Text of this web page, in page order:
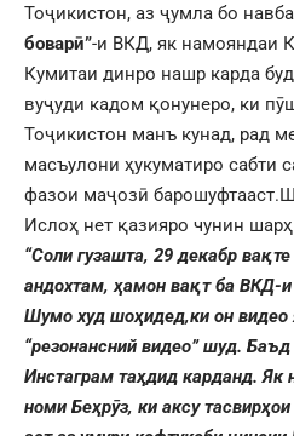
Тоҷикистон, аз ҷумла бо
боварӣ”-и ВКД, як намояндаи
Кумитаи динро нашр карда
вуҷуди кадом қонунеро, ки
Тоҷикистон манъ кунад, рад
масъулони ҳукуматиро сабти
фазои маҷозӣ
Ислоҳ нет қазияро чунин
“Соли гузашта, 29 декабр
андохтам, ҳамон вақт ба ВКД-и
Шумо худ шоҳидед,ки он видео
“резонансний видео” шуд.
Инстаграм таҳдид карданд. Як
номи Беҳрӯз, ки аксу